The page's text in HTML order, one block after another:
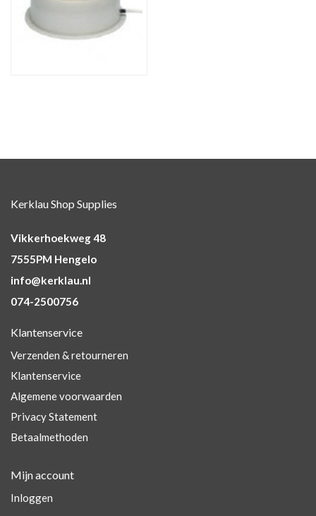
Kerklau Shop Supplies
Vikkerhoekweg 48
7555PM Hengelo
info@kerklau.nl
074-2500756
Klantenservice
Verzenden & retourneren
Klantenservice
Algemene voorwaarden
Privacy Statement
Betaalmethoden
Mijn account
Inloggen